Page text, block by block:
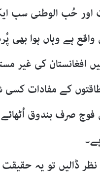
حُب الوطنی سب
ہے وہاں ہوا بھی
افغانستان کی غیر
طاقتوں کے مفادات
صرف بندوق
نظر ڈالیں تو یہ